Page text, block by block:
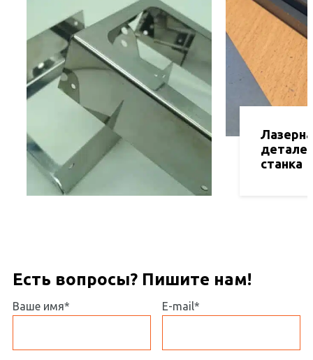
станка
Есть вопросы? Пишите нам!
Ваше имя* E-mail*